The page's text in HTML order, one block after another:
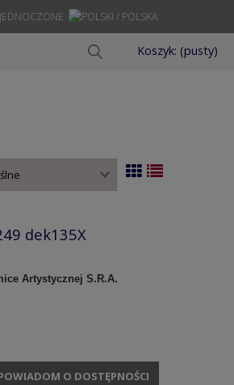
Koszyk: (pusty)
dek135X
Artystycznej S.R.A.
O DOSTĘPNOŚCI